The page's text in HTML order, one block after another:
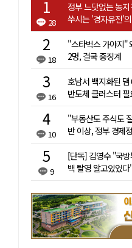
28
정부 느닷없는 농
쑤시는 '경자유전'
18
"스타벅스 가야지"
2명, 결국 중징계
16
호남서 백지화된
반도체 클러스터
10
"부동산도 주식도
반 이상, 정부 경제
9
[단독] 김영수 "국
백 탈영 알고있었